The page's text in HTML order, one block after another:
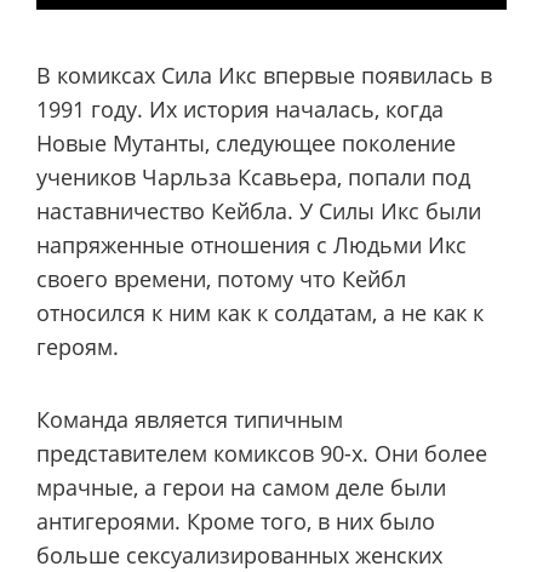
В комиксах Сила Икс впервые появилась в
1991 году. Их история началась, когда
Новые Мутанты, следующее поколение
учеников Чарльза Ксавьера, попали под
наставничество Кейбла. У Силы Икс были
напряженные отношения с Людьми Икс
своего времени, потому что Кейбл
относился к ним как к солдатам, а не как к
героям.
Команда является типичным
представителем комиксов 90-х. Они более
мрачные, а герои на самом деле были
антигероями. Кроме того, в них было
больше сексуализированных женских